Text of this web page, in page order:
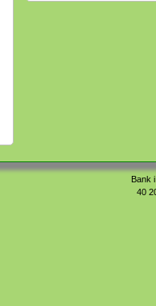
Bank
40